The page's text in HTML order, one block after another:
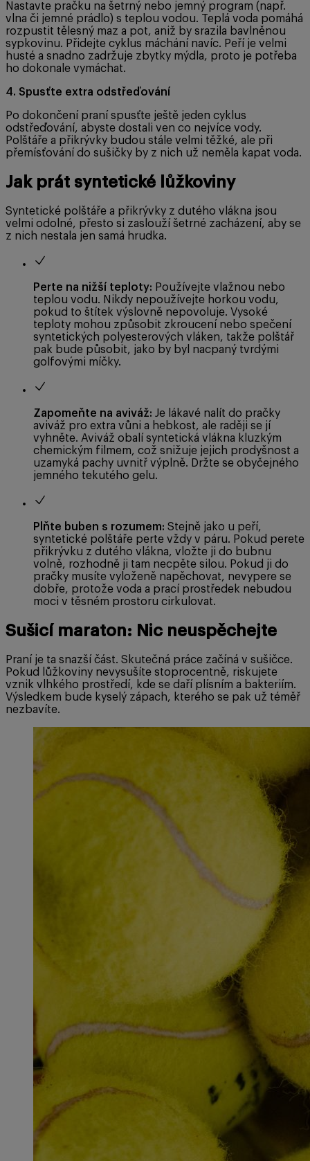
Nastavte pračku na šetrný nebo jemný program (např.
vlna či jemné prádlo) s teplou vodou. Teplá voda pomáhá
rozpustit tělesný maz a pot, aniž by srazila bavlněnou
sypkovinu. Přidejte cyklus máchání navíc. Peří je velmi
husté a snadno zadržuje zbytky mýdla, proto je potřeba
ho dokonale vymáchat.
4. Spusťte extra odstřeďování
Po dokončení praní spusťte ještě jeden cyklus
odstřeďování, abyste dostali ven co nejvíce vody.
Polštáře a přikrývky budou stále velmi těžké, ale při
přemísťování do sušičky by z nich už neměla kapat voda.
Jak prát syntetické lůžkoviny
Syntetické polštáře a přikrývky z dutého vlákna jsou
velmi odolné, přesto si zaslouží šetrné zacházení, aby se
z nich nestala jen samá hrudka.
Perte na nižší teploty: Používejte vlažnou nebo
teplou vodu. Nikdy nepoužívejte horkou vodu,
pokud to štítek výslovně nepovoluje. Vysoké
teploty mohou způsobit zkroucení nebo spečení
syntetických polyesterových vláken, takže polštář
pak bude působit, jako by byl nacpaný tvrdými
golfovými míčky.
Zapomeňte na aviváž: Je lákavé nalít do pračky
aviváž pro extra vůni a hebkost, ale raději se jí
vyhněte. Aviváž obalí syntetická vlákna kluzkým
chemickým filmem, což snižuje jejich prodyšnost a
uzamyká pachy uvnitř výplně. Držte se obyčejného
jemného tekutého gelu.
Plňte buben s rozumem: Stejně jako u peří,
syntetické polštáře perte vždy v páru. Pokud perete
přikrývku z dutého vlákna, vložte ji do bubnu
volně, rozhodně ji tam necpěte silou. Pokud ji do
pračky musíte vyloženě napěchovat, nevypere se
dobře, protože voda a prací prostředek nebudou
moci v těsném prostoru cirkulovat.
Sušicí maraton: Nic neuspěchejte
Praní je ta snazší část. Skutečná práce začíná v sušičce.
Pokud lůžkoviny nevysušíte stoprocentně, riskujete
vznik vlhkého prostředí, kde se daří plísním a bakteriím.
Výsledkem bude kyselý zápach, kterého se pak už téměř
nezbavíte.